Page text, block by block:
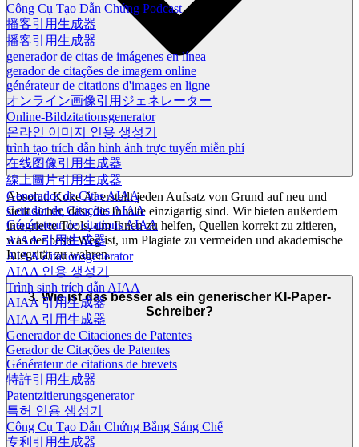
Công Cụ Tạo Dẫn Chứng Podcast
播客引用生成器
播客引用生成器
generador de citas de imágenes en línea
gerador de citações de imagem online
générateur de citations d'images en ligne
オンライン画像引用ジェネレーター
Online-Bildzitationsgenerator
온라인 이미지 인용 생성기
trình tạo trích dẫn hình ảnh trực tuyến miễn phí
在线图像引用生成器
線上圖片引用生成器
Generador de Citas AIAA
Gerador de Citações AIAA
Générateur de citations AIAA
AIAA 引用生成器
AIAA Zitationsgenerator
AIAA 인용 생성기
Trình sinh trích dẫn AIAA
AIAA 引用生成器
AIAA 引用生成器
Generador de Citaciones de Patentes
Gerador de Citações de Patentes
Générateur de citations de brevets
特許引用生成器
Patentzitierungsgenerator
특허 인용 생성기
Công Cụ Tạo Dẫn Chứng Bằng Sáng Chế
专利引用生成器
Absolut. Koke AI erstellt jeden Aufsatz von Grund auf neu und
stellt sicher, dass die Inhalte einzigartig sind. Wir bieten außerdem
integrierte Tools, um Ihnen zu helfen, Quellen korrekt zu zitieren,
was der beste Weg ist, um Plagiate zu vermeiden und akademische
Integrität zu wahren.
3. Wie ist das besser als ein generischer KI-Paper-
Schreiber?